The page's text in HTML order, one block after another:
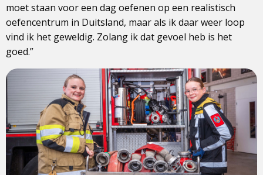
moet staan voor een dag oefenen op een realistisch
oefencentrum in Duitsland, maar als ik daar weer loop
vind ik het geweldig. Zolang ik dat gevoel heb is het
goed.”